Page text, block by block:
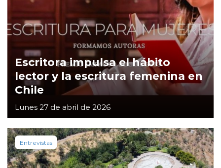
Escritora impulsa el hábito
lector y la escritura femenina en
Chile
Lunes 27 de abril de 2026
Entrevistas